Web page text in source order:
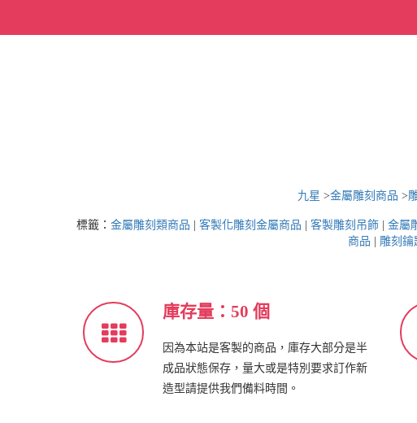
九星 >金屬雕刻商品 >
標籤： 金屬雕刻類商品 客製化雕刻金屬商品 客製雕刻吊飾| 金屬
商品
雕刻鑰
庫存量：50 個
因為本站是客製的商品，庫存大部分是半
成品狀態保存，量大或是特別要求訂作新
造型請提供我們備料時間。